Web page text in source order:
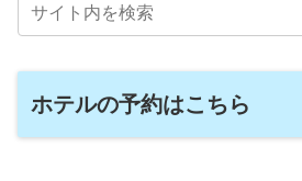
ホテルの予約はこちら